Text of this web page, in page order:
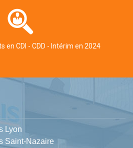
en CDI - CDD - Intérim en 2024
Lyon
Saint-Nazaire